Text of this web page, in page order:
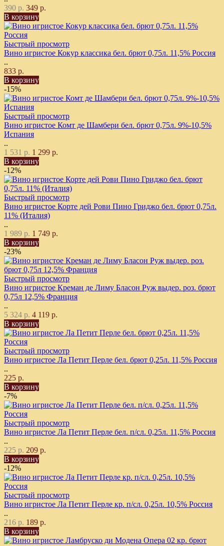
390 р. 349 р.
В корзину
Быстрый просмотр
Вино игристое Кокур классика бел. брют 0,75л. 11,5% Россия
..
833 р.
В корзину
-15%
Быстрый просмотр
Вино игристое Комт де Шамбери бел. брют 0,75л. 9%-10,5%
Испания
..
1 531 р. 1 299 р.
В корзину
-12%
Быстрый просмотр
Вино игристое Корте дей Рови Пино Гриджо бел. брют 0,75л.
11% (Италия)
..
1 989 р. 1 749 р.
В корзину
-23%
Быстрый просмотр
Вино игристое Креман де Лиму Бласон Руж выдер. роз. брют
0,75л 12,5% Франция
..
5 324 р. 4 119 р.
В корзину
Быстрый просмотр
Вино игристое Ла Петит Перле бел. брют 0,25л. 11,5% Россия
..
225 р.
В корзину
-7%
Быстрый просмотр
Вино игристое Ла Петит Перле бел. п/сл. 0,25л. 11,5% Россия
..
225 р. 209 р.
В корзину
-12%
Быстрый просмотр
Вино игристое Ла Петит Перле кр. п/сл. 0,25л. 10,5% Россия
..
216 р. 189 р.
В корзину